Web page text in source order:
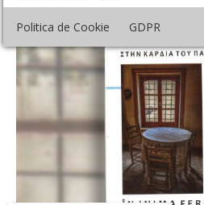
Politica de Cookie GDPR